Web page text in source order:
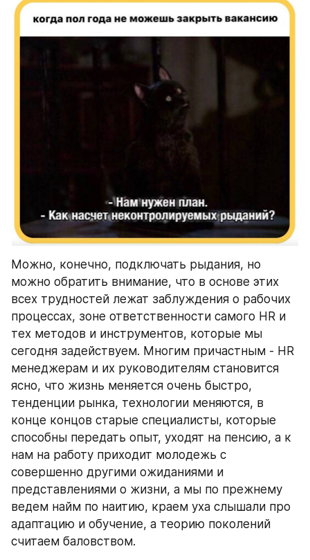
Можно, конечно, подключать рыдания, но
можно обратить внимание, что в основе этих
всех трудностей лежат заблуждения о рабочих
процессах, зоне ответственности самого HR и
тех методов и инструментов, которые мы
сегодня задействуем. Многим причастным - HR
менеджерам и их руководителям становится
ясно, что жизнь меняется очень быстро,
тенденции рынка, технологии меняются, в
конце концов старые специалисты, которые
способны передать опыт, уходят на пенсию, а к
нам на работу приходит молодежь с
совершенно другими ожиданиями и
представлениями о жизни, а мы по прежнему
ведем найм по наитию, краем уха слышали про
адаптацию и обучение, а теорию поколений
считаем баловством.